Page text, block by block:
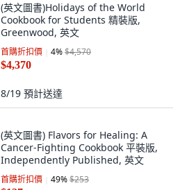
(英文圖書)Holidays of the World
Cookbook for Students 精裝版,
Greenwood, 英文
首購折扣價 4%$4,570
$4,370
8/19 預計送達
(英文圖書) Flavors for Healing: A
Cancer-Fighting Cookbook 平裝版,
Independently Published, 英文
首購折扣價 49%$253